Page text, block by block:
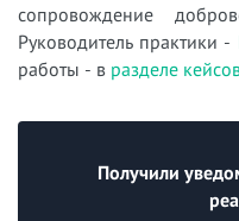
сопровождение
Руководитель практики -
работы - в разделе
Получили